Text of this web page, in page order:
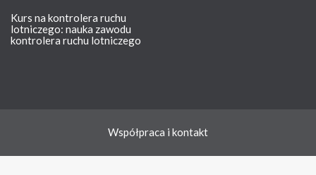
Kurs na kontrolera ruchu
lotniczego: nauka zawodu
kontrolera ruchu lotniczego
Współpraca i kontakt